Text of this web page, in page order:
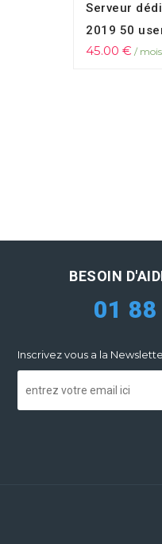
Serveur
2019 50
45.00 € / mois
BESOIN
01
Inscrivez vous a la